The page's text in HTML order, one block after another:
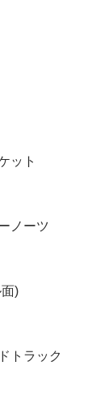
ット
ノーツ
)
トラック